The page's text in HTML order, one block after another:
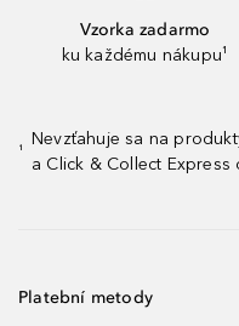
Vzorka zadarmo
ku každému nákupu¹
¹
Nevzťahuje sa na
a Click & Collect Express
Platební metody